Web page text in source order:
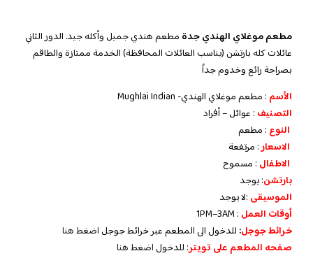
مطعم موغلاي الهندي جدة مطعم هندي جميل وأكله جيد. الدور الثاني
عائلات كله بارتشن (يناسب العائلات المحافظة) الخدمة ممتازة والطاقم
بصراحة رائع وخدوم جداً
الأسم : مطعم موغلاي الهندي- Mughlai Indian
التصنيف : عوائل – أفراد
النوع : مطعم
الاسعار: مرتفعة
الاطفال : مسموح
بارتشن: يوجد
الموسيقى :لا يوجد
‏أوقات العمل : 1PM–3AM
خرائط جوجل: للدخول الى المطعم عبر خرائط جوجل اضغط هنا
صفحه المطعم على تويتر: للدخولاضغط هنا